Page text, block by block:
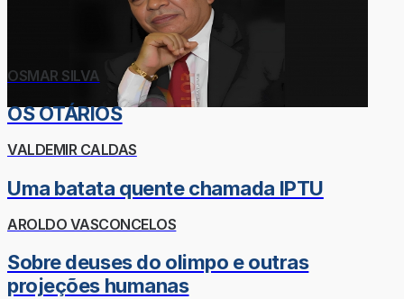
OSMAR SILVA
OS OTÁRIOS
VALDEMIR CALDAS
Uma batata quente chamada IPTU
AROLDO VASCONCELOS
Sobre deuses do olimpo e outras
projeções humanas